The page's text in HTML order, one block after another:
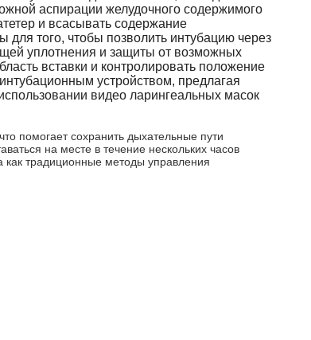
аспирации желудочного содержимого
и всасывать содержание
того, чтобы позволить интубацию через
уплотнения и защиты от возможных
вставки и контролировать положение
устройством, предлагая
видео ларингеальных масок
помогает сохранить дыхательные пути
на месте в течение нескольких часов
традиционные методы управления